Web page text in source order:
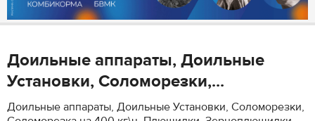
Доильные аппараты, Доильные
Установки, Соломорезки,...
Доильные аппараты, Доильные Установки, Соломорезки,